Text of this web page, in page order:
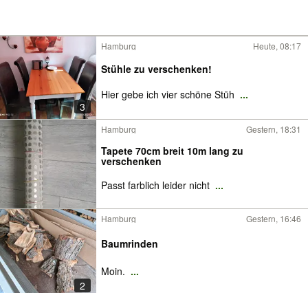
3
Hamburg Heute, 08:17
Stühle zu verschenken!
Hier gebe ich vier schöne Stüh ...
Hamburg Gestern, 18:31
Tapete 70cm breit 10m lang zu
verschenken
Passt farblich leider nicht ...
2
Hamburg Gestern, 16:46
Baumrinden
Moin. ...